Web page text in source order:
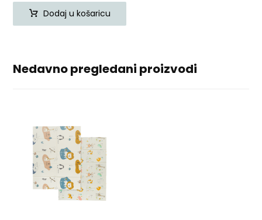
Dodaj u košaricu
Nedavno pregledani proizvodi